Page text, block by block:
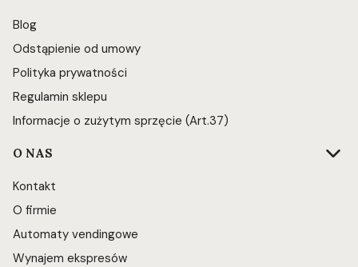
Blog
Odstąpienie od umowy
Polityka prywatności
Regulamin sklepu
Informacje o zużytym sprzęcie (Art.37)
O NAS
Kontakt
O firmie
Automaty vendingowe
Wynajem ekspresów